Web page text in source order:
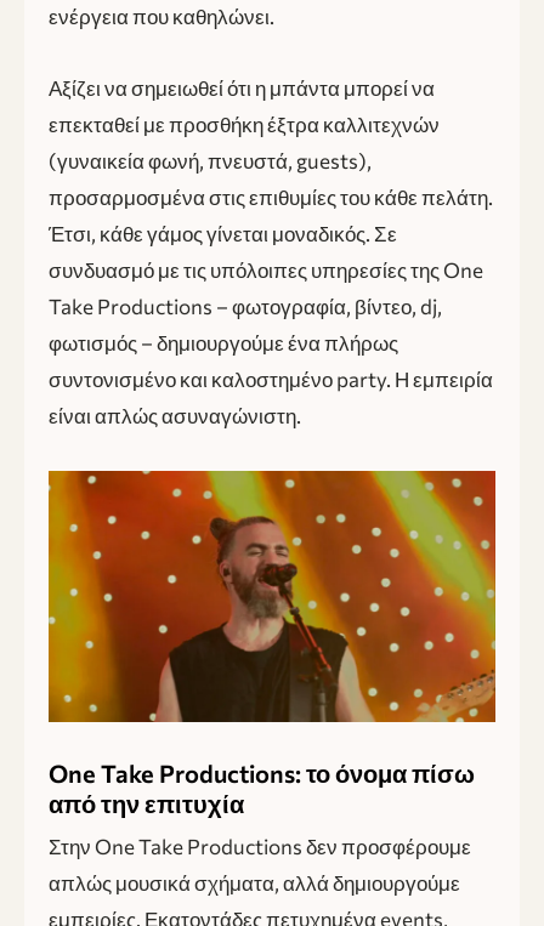
ενέργεια που καθηλώνει.
Αξίζει να σημειωθεί ότι η μπάντα μπορεί να
επεκταθεί με προσθήκη έξτρα καλλιτεχνών
(γυναικεία φωνή, πνευστά, guests),
προσαρμοσμένα στις επιθυμίες του κάθε πελάτη.
Έτσι, κάθε γάμος γίνεται μοναδικός. Σε
συνδυασμό με τις υπόλοιπες υπηρεσίες της One
Take Productions – φωτογραφία, βίντεο, dj,
φωτισμός – δημιουργούμε ένα πλήρως
συντονισμένο και καλοστημένο party. Η εμπειρία
είναι απλώς ασυναγώνιστη.
One Take Productions: το όνομα πίσω
από την επιτυχία
Στην One Take Productions δεν προσφέρουμε
απλώς μουσικά σχήματα, αλλά δημιουργούμε
εμπειρίες. Εκατοντάδες πετυχημένα events,